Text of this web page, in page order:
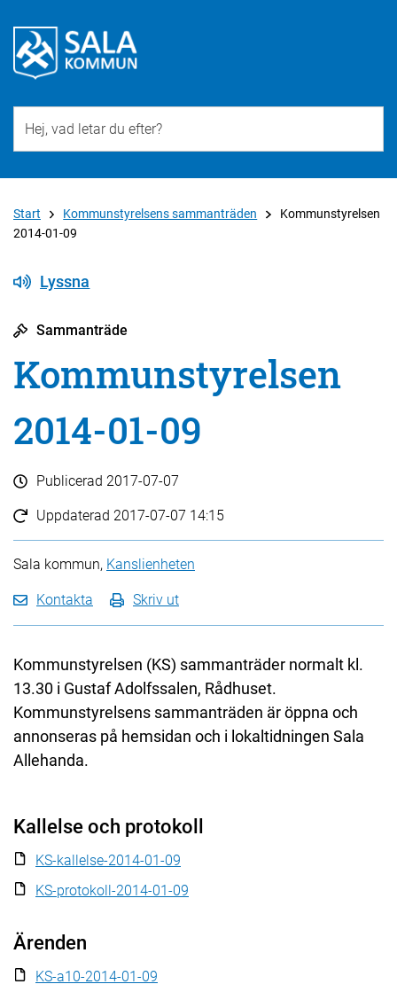
Start Kommunstyrelsens sammanträden
Kommunstyrelsen
2014-01-09
Lyssna
Sammanträde
Kommunstyrelsen
2014-01-09
Publicerad 2017-07-07
Uppdaterad 2017-07-07 14:15
Sala kommun, Kanslienheten
Kontakta Skriv ut
Kommunstyrelsen (KS) sammanträder normalt kl.
13.30 i Gustaf Adolfssalen, Rådhuset.
Kommunstyrelsens sammanträden är öppna och
annonseras på hemsidan och i lokaltidningen Sala
Allehanda.
Kallelse och protokoll
KS-kallelse-2014-01-09
KS-protokoll-2014-01-09
Ärenden
KS-a10-2014-01-09